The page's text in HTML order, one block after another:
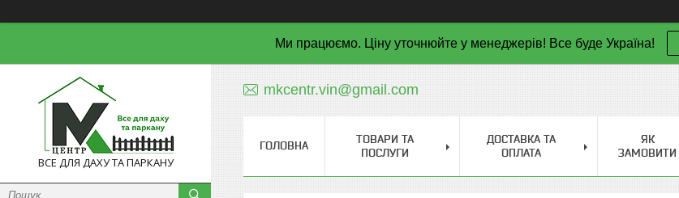
Ми працюємо. Ціну уточнюйте у менеджерів! Все буде Україна!
ВСЕ ДЛЯ ДАХУ ТА ПАРКАНУ
mkcentr.vin@gmail.com
ГОЛОВНА
ТОВАРИ ТА
ПОСЛУГИ
ДОСТАВКА ТА
ОПЛАТА
ЯК
ЗАМОВИТИ